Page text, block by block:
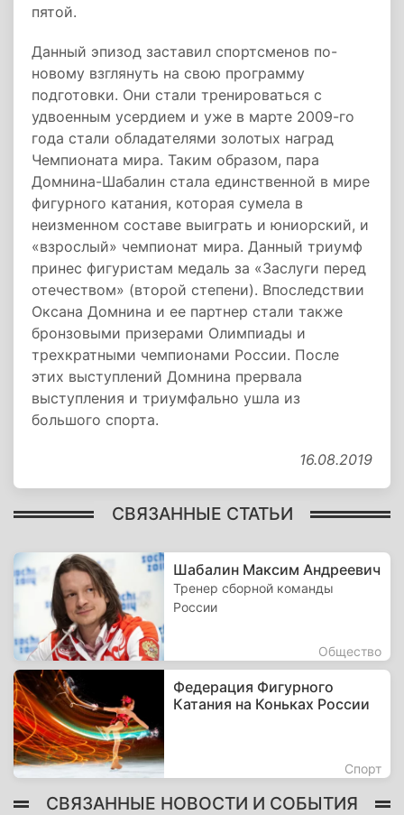
пятой.
Данный эпизод заставил спортсменов по-
новому взглянуть на свою программу
подготовки. Они стали тренироваться с
удвоенным усердием и уже в марте 2009-го
года стали обладателями золотых наград
Чемпионата мира. Таким образом, пара
Домнина-Шабалин стала единственной в мире
фигурного катания, которая сумела в
неизменном составе выиграть и юниорский, и
«взрослый» чемпионат мира. Данный триумф
принес фигуристам медаль за «Заслуги перед
отечеством» (второй степени). Впоследствии
Оксана Домнина и ее партнер стали также
бронзовыми призерами Олимпиады и
трехкратными чемпионами России. После
этих выступлений Домнина прервала
выступления и триумфально ушла из
большого спорта.
16.08.2019
СВЯЗАННЫЕ СТАТЬИ
Шабалин Максим Андреевич
Тренер сборной команды
России
Общество
Федерация Фигурного
Катания на Коньках России
Спорт
СВЯЗАННЫЕ НОВОСТИ И СОБЫТИЯ